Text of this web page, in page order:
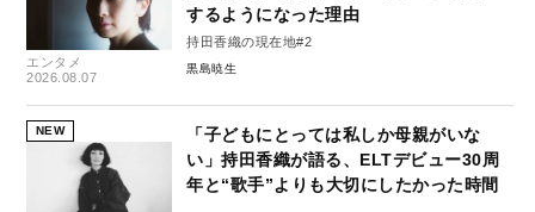
エンタメ
2026.08.07
するようになった理由
持田香織の現在地#2
黒島暁生
NEW
「子どもにとっては私しか母親がいな
い」持田香織が語る、ELTデビュー30周
年と“歌手”よりも大切にしたかった時間